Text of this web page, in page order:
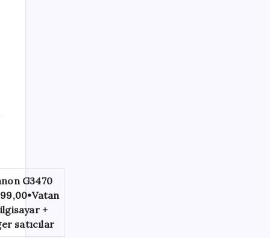
G3470
•Vatan
+
satıcılar